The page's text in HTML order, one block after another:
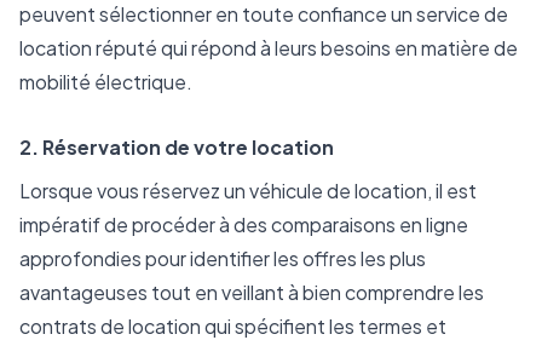
peuvent sélectionner en toute confiance un service de
location réputé qui répond à leurs besoins en matière de
mobilité électrique.
2. Réservation de votre location
Lorsque vous réservez un véhicule de location, il est
impératif de procéder à des comparaisons en ligne
approfondies pour identifier les offres les plus
avantageuses tout en veillant à bien comprendre les
contrats de location qui spécifient les termes et